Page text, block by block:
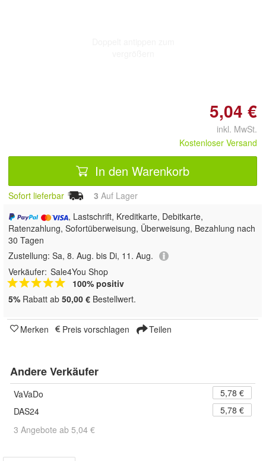
5,04 €
inkl. MwSt.
Kostenloser Versand
In den Warenkorb
Sofort lieferbar 3 Auf Lager
, Lastschrift, Kreditkarte, Debitkarte,
Ratenzahlung, Sofortüberweisung, Überweisung, Bezahlung nach
30 Tagen
Zustellung: Sa, 8. Aug. bis Di, 11. Aug.
Verkäufer: Sale4You Shop
100% positiv
5% Rabatt ab 50,00 € Bestellwert.
Merken Preis vorschlagen Teilen
Andere Verkäufer
VaVaDo
5,78 €
DAS24
5,78 €
3 Angebote ab 5,04 €